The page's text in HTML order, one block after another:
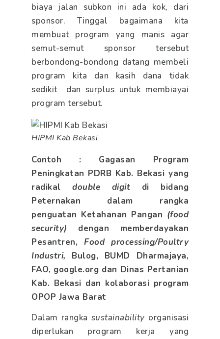
biaya jalan subkon ini ada kok, dari
sponsor. Tinggal bagaimana kita
membuat program yang manis agar
semut-semut sponsor tersebut
berbondong-bondong datang membeli
program kita dan kasih dana tidak
sedikit dan surplus untuk membiayai
program tersebut.
HIPMI Kab Bekasi
Contoh : Gagasan Program
Peningkatan PDRB Kab. Bekasi yang
radikal double digit di bidang
Peternakan dalam rangka
penguatan Ketahanan Pangan (food
security) dengan memberdayakan
Pesantren, Food processing/Poultry
Industri, Bulog, BUMD Dharmajaya,
FAO, google.org dan Dinas Pertanian
Kab. Bekasi dan kolaborasi program
OPOP Jawa Barat
Dalam rangka sustainability organisasi
diperlukan program kerja yang